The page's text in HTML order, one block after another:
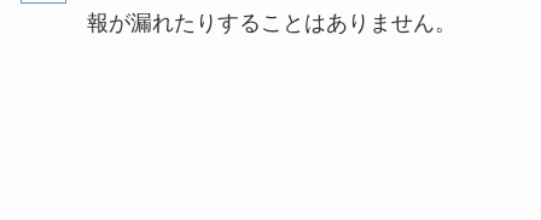
報が漏れたりすることはありません。